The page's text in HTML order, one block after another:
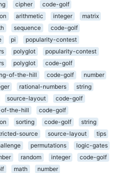
cipher
code-golf
arithmetic integer
matrix
sequence
code-golf
pi
popularity-contest
polyglot
popularity-contest
polyglot
code-golf
of-the-hill code-golf
number
rational-numbers
string
source-layout
code-golf
the-hill
code-golf
sorting code-golf
string
source source-layout
tips
permutations
logic-gates
random integer
code-golf
math
number